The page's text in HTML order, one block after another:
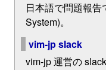
日本語で問題報
System)。
vim-jp slack
vim-jp 運営の slack